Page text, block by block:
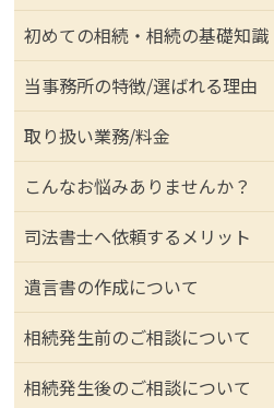
初めての相続・相続の基礎知識
当事務所の特徴/選ばれる理由
取り扱い業務/料金
こんなお悩みありませんか？
司法書士へ依頼するメリット
遺言書の作成について
相続発生前のご相談について
相続発生後のご相談について